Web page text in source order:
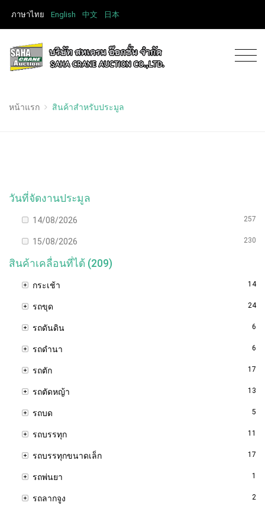
ภาษาไทย English 中文 日本
หน้าแรก สินค้าสำหรับประมูล
วันที่จัดงานประมูล
14/08/2026 257
15/08/2026 230
สินค้าเคลื่อนที่ได้ (209)
กระเช้า 14
รถขุด 24
รถดันดิน 6
รถดำนา 6
รถตัก 17
รถตัดหญ้า 13
รถบด 5
รถบรรทุก 11
รถบรรทุกขนาดเล็ก 17
รถพ่นยา 1
รถลากจูง 2